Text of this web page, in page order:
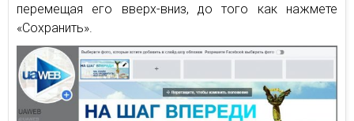
перемещая его вверх-вниз, до того как нажмете
«Сохранить».